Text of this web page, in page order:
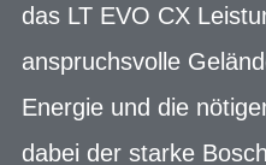
das LT EVO CX
anspruchsvolle
Energie und die
dabei der starke